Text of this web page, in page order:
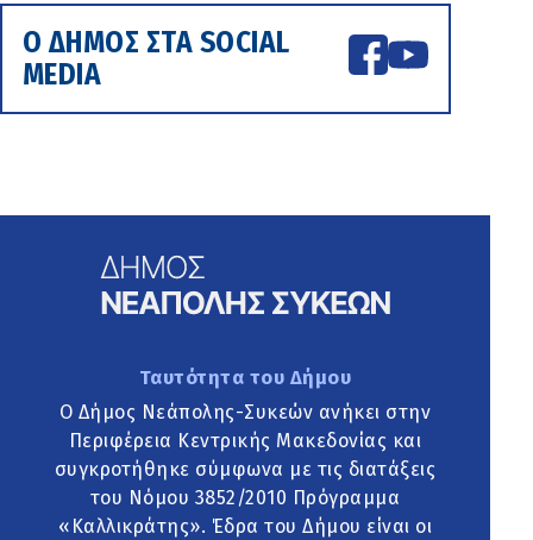
Ο ΔΗΜΟΣ ΣΤΑ SOCIAL
MEDIA
Ταυτότητα του Δήμου
Ο Δήμος Νεάπολης-Συκεών ανήκει στην
Περιφέρεια Κεντρικής Μακεδονίας και
συγκροτήθηκε σύμφωνα με τις διατάξεις
του Νόμου 3852/2010 Πρόγραμμα
«Καλλικράτης». Έδρα του Δήμου είναι οι